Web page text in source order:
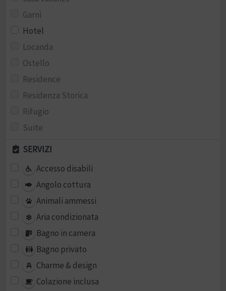
Garnì
Hotel
Locanda
Ostello
Residence
Residenza Storica
Rifugio
Suite
SERVIZI
Accesso disabili
Angolo cottura
Animali ammessi
Aria condizionata
Bagno in camera
Bagno privato
Charme & design
Colazione inclusa